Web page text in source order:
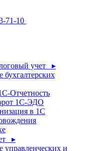
71-10
учет ▸
Отчетность
1С-ЭДО
в 1С
▸
управленческих и